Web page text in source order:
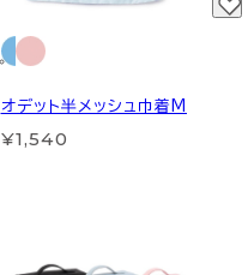
オデット半メッシュ巾着M
¥1,540